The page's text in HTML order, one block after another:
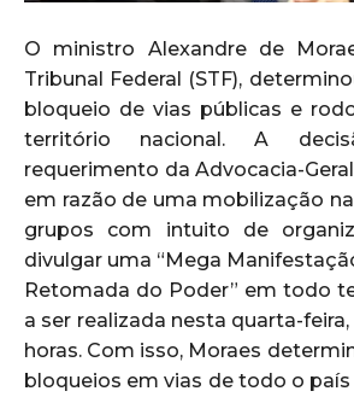
O ministro Alexandre de
Tribunal Federal (STF),
bloqueio de vias públicas e
território nacional. A
requerimento da Advocacia-
em razão de uma mobilização
grupos com intuito de
divulgar uma “Mega
Retomada do Poder” em todo
a ser realizada nesta quarta-feira,
horas. Com isso, Moraes
bloqueios em vias de todo o